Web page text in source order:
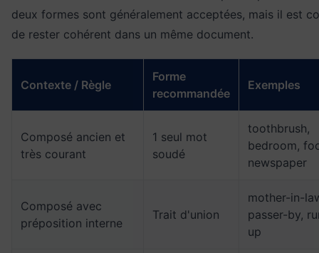
deux formes sont généralement acceptées, mais il est
de rester cohérent dans un même document.
Contexte / Règle
Forme
recommandée
Exemples
Composé ancien et
très courant
1 seul mot
soudé
toothbrush,
bedroom,
newspaper
Composé avec
préposition interne
Trait d'union
mother-in-
passer-by,
up